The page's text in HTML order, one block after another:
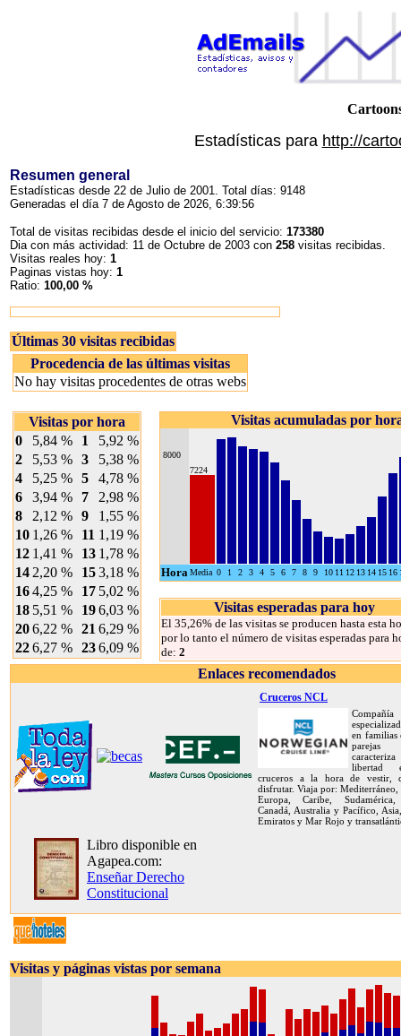
Estadísticas para http://
Resumen general
Estadísticas desde 22 de Julio de 2001. Total días: 9148
Generadas el día 7 de Agosto de 2026, 6:39:56
Total de visitas recibidas desde el inicio del servicio: 173380
Dia con más actividad: 11 de Octubre de 2003 con 258 visitas recibidas.
Visitas reales hoy: 1
Paginas vistas hoy: 1
Ratio: 100,00 %
Últimas 30 visitas recibidas
Procedencia de las últimas visitas
No hay visitas procedentes de otras webs
Visitas por hora
0
5,84 % 1
5,92 %
2
5,53 % 3
5,38 %
4
5,25 % 5
4,78 %
6
3,94 % 7
2,98 %
8
2,12 % 9
1,55 %
10 1,26 % 11 1,19 %
12 1,41 % 13 1,78 %
14 2,20 % 153,18 %
164,25 % 17 5,02 %
18 5,51 % 196,03 %
206,22 % 21 6,29 %
226,27 % 236,09 %
Visitas acumuladas por
8000
7224
HoraMedia 0 1 2 3 4 5 6 7 8 9 10 11 12 13 14 15 16
Visitas esperadas para hoy
El 35,26% de las visitas se producen hasta esta
por lo tanto el número de visitas esperadas para
de: 2
Enlaces recomendados
Cruceros NCL
Compañía
en familias
libertad
cruceros a la hora de vestir,
disfrutar. Viaja por: Mediterráneo,
Europa, Caribe, Sudamérica,
Canadá, Australia y Pacífico,
Emiratos y Mar Rojo y
Libro disponible en
Agapea.com:
Enseñar Derecho
Constitucional
Visitas y páginas vistas por semana